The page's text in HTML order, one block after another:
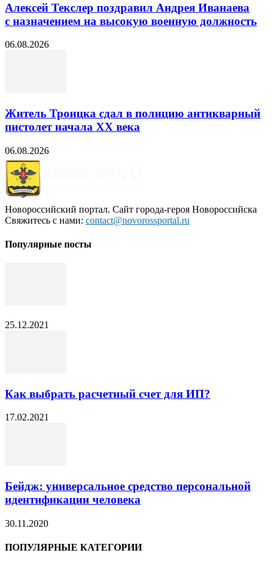
Алексей Текслер поздравил Андрея Иванаева
с назначением на высокую военную должность
06.08.2026
Житель Троицка сдал в полицию антикварный
пистолет начала XX века
06.08.2026
Новороссийский портал. Сайт города-героя Новороссийска
Свяжитесь с нами: contact@novorossportal.ru
Популярные посты
25.12.2021
Как выбрать расчетный счет для ИП?
17.02.2021
Бейдж: универсальное средство персональной
идентификации человека
30.11.2020
ПОПУЛЯРНЫЕ КАТЕГОРИИ